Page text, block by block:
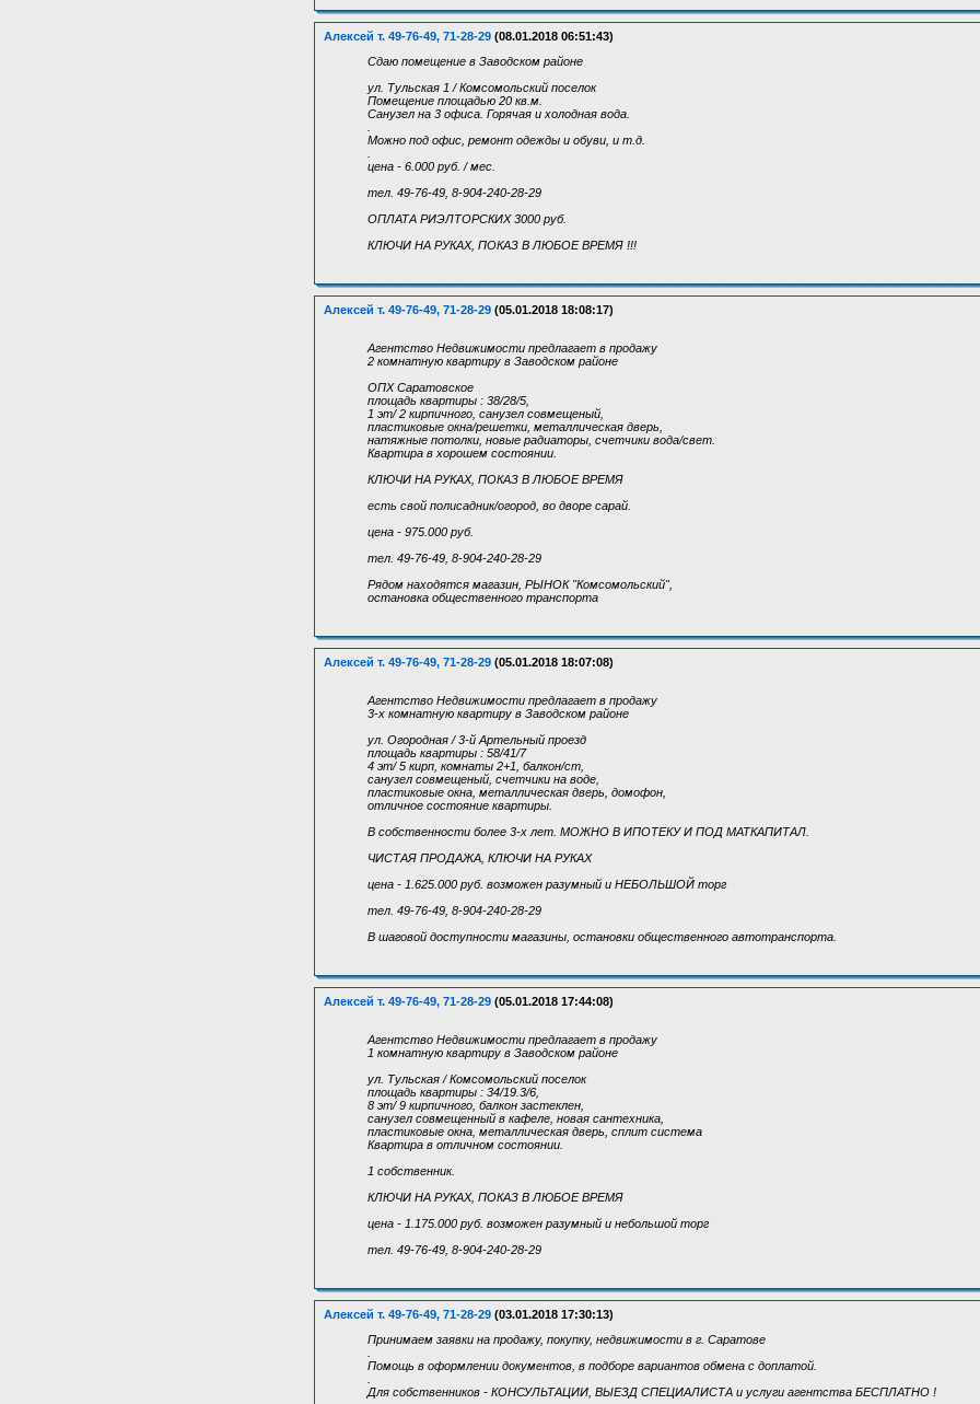
Алексей т. 49-76-49, 71-28-29 (08.01.2018 06:51:43)
Сдаю помещение в Заводском районе
ул. Тульская 1 / Комсомольский поселок
Помещение площадью 20 кв.м.
Санузел на 3 офиса. Горячая и холодная вода.
Можно под офис, ремонт одежды и обуви, и т.д.
цена - 6.000 руб. / мес.
тел. 49-76-49, 8-904-240-28-29
ОПЛАТА РИЭЛТОРСКИХ 3000 руб.
КЛЮЧИ НА РУКАХ, ПОКАЗ В ЛЮБОЕ ВРЕМЯ !!!
Алексей т. 49-76-49, 71-28-29 (05.01.2018 18:08:17)
Агентство Недвижимости предлагает в продажу
2 комнатную квартиру в Заводском районе
ОПХ Саратовское
площадь квартиры : 38/28/5,
1 эт/ 2 кирпичного, санузел совмещеный,
пластиковые окна/решетки, металлическая дверь,
натяжные потолки, новые радиаторы, счетчики вода/свет.
Квартира в хорошем состоянии.
КЛЮЧИ НА РУКАХ, ПОКАЗ В ЛЮБОЕ ВРЕМЯ
есть свой полисадник/огород, во дворе сарай.
цена - 975.000 руб.
тел. 49-76-49, 8-904-240-28-29
Рядом находятся магазин, РЫНОК "Комсомольский",
остановка общественного транспорта
Алексей т. 49-76-49, 71-28-29 (05.01.2018 18:07:08)
Агентство Недвижимости предлагает в продажу
3-х комнатную квартиру в Заводском районе
ул. Огородная / 3-й Артельный проезд
площадь квартиры : 58/41/7
4 эт/ 5 кирп, комнаты 2+1, балкон/ст,
санузел совмещеный, счетчики на воде,
пластиковые окна, металлическая дверь, домофон,
отличное состояние квартиры.
В собственности более 3-х лет. МОЖНО В ИПОТЕКУ И ПОД МАТКАПИТАЛ.
ЧИСТАЯ ПРОДАЖА, КЛЮЧИ НА РУКАХ
цена - 1.625.000 руб. возможен разумный и НЕБОЛЬШОЙ торг
тел. 49-76-49, 8-904-240-28-29
В шаговой доступности магазины, остановки общественного автотранспорта.
Алексей т. 49-76-49, 71-28-29 (05.01.2018 17:44:08)
Агентство Недвижимости предлагает в продажу
1 комнатную квартиру в Заводском районе
ул. Тульская / Комсомольский поселок
площадь квартиры : 34/19.3/6,
8 эт/ 9 кирпичного, балкон застеклен,
санузел совмещенный в кафеле, новая сантехника,
пластиковые окна, металлическая дверь, сплит система
Квартира в отличном состоянии.
1 собственник.
КЛЮЧИ НА РУКАХ, ПОКАЗ В ЛЮБОЕ ВРЕМЯ
цена - 1.175.000 руб. возможен разумный и небольшой торг
тел. 49-76-49, 8-904-240-28-29
Алексей т. 49-76-49, 71-28-29 (03.01.2018 17:30:13)
Принимаем заявки на продажу, покупку, недвижимости в г. Саратове
Помощь в оформлении документов, в подборе вариантов обмена с доплатой.
Для собственников - КОНСУЛЬТАЦИИ, ВЫЕЗД СПЕЦИАЛИСТА и услуги агентства БЕСПЛАТНО !